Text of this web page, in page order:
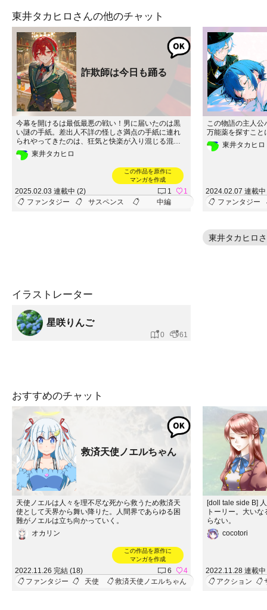
東井タカヒロさんの他のチャット
詐欺師は今日も踊る
今幕を開けるは最低最悪の戦い！男に届いたのは黒
い謎の手紙。差出人不詳の怪しさ満点の手紙に連れ
られやってきたのは、狂気と快楽が入り混じる混沌
の世界！？抜け出せない空飛ぶ飛行船で行われる化
かし合い！勝つのは正義か！詐欺師か！予測不可能
な賭けが繰り返されるその場で、誰もが騙し、騙さ
れる。だが、心してかかれ。このカジノ、ただの遊
びじゃない――ここで失うのはチップじゃない、命
だ。最後に勝つのは誰だ？それとも、誰もが負ける
運命に導かれるのか？
東井タカヒロ
この作品を原作に
マンガを作成
2025.02.03 連載中 (2) 1
1
ファンタジー
サスペンス 中編
この物語の主人公
万能薬を探すこと
東井タカヒロ
2024.02.07 連載
ファンタジー
東井タカヒロ
イラストレーター
星咲りんご
0 61
おすすめのチャット
救済天使ノエルちゃん
天使ノエルは人々を理不尽な死から救うため救済天
使として天界から舞い降りた。人間界であらゆる困
難がノエルは立ち向かっていく。
オカリン
この作品を原作に
マンガを作成
2022.11.26 完結 (18) 6
4
ファンタジー
天使 救済天使ノエルちゃん
[doll tale side B]
トーリー。大い
らない。
cocotori
2022.11.28 連載
アクション